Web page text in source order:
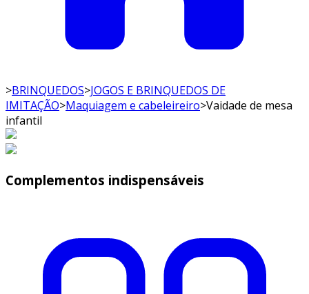
>BRINQUEDOS>JOGOS E BRINQUEDOS DE
IMITAÇÃO>Maquiagem e cabeleireiro>Vaidade de mesa
infantil
Complementos indispensáveis